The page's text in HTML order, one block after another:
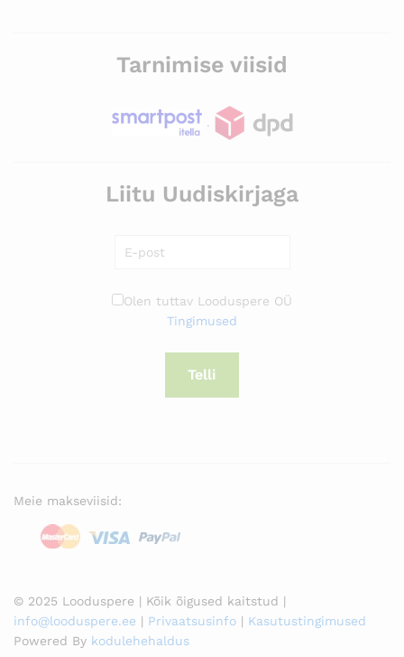
Tarnimise viisid
Liitu Uudiskirjaga
Olen tuttav Looduspere OÜ
Tingimused
Telli
© 2025 Looduspere | Kõik õigused kaitstud |
info@looduspere.ee | Privaatsusinfo | Kasutustingimused
Powered By kodulehehaldus
Meie makseviisid: